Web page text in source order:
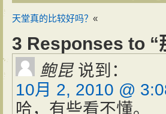
天堂真的比较好吗？ «
3 Responses to “
鲍昆 说到：
10月 2, 2010 @
哈，有些看不懂。